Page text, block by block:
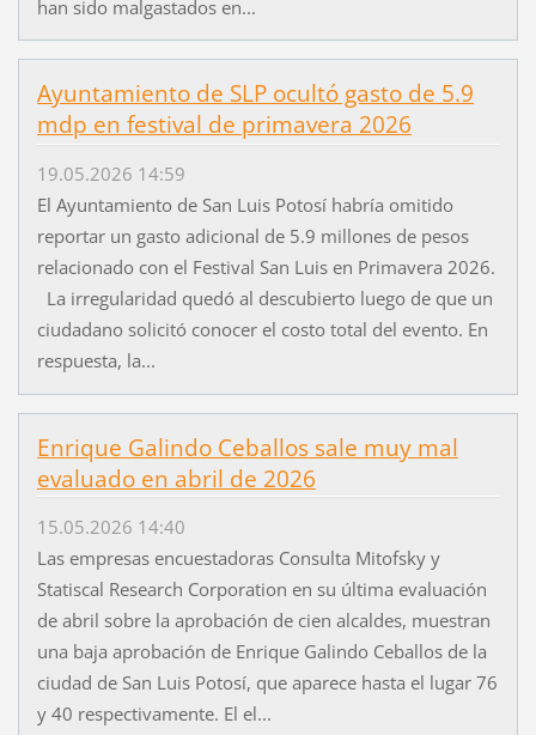
han sido malgastados en...
Ayuntamiento de SLP ocultó gasto de 5.9
mdp en festival de primavera 2026
19.05.2026 14:59
El Ayuntamiento de San Luis Potosí habría omitido
reportar un gasto adicional de 5.9 millones de pesos
relacionado con el Festival San Luis en Primavera 2026.
La irregularidad quedó al descubierto luego de que un
ciudadano solicitó conocer el costo total del evento. En
respuesta, la...
Enrique Galindo Ceballos sale muy mal
evaluado en abril de 2026
15.05.2026 14:40
Las empresas encuestadoras Consulta Mitofsky y
Statiscal Research Corporation en su última evaluación
de abril sobre la aprobación de cien alcaldes, muestran
una baja aprobación de Enrique Galindo Ceballos de la
ciudad de San Luis Potosí, que aparece hasta el lugar 76
y 40 respectivamente. El el...